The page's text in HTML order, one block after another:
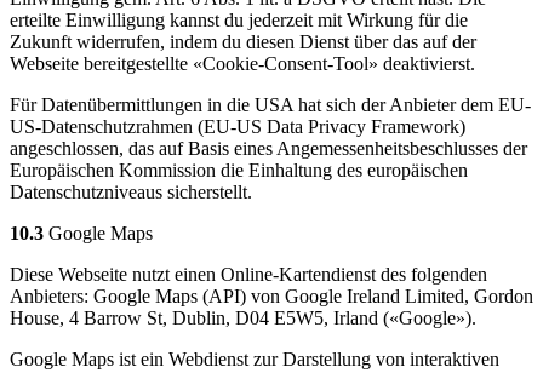
erteilte Einwilligung kannst du jederzeit mit Wirkung für die
Zukunft widerrufen, indem du diesen Dienst über das auf der
Webseite bereitgestellte «Cookie-Consent-Tool» deaktivierst.
Für Datenübermittlungen in die USA hat sich der Anbieter dem EU-
US-Datenschutzrahmen (EU-US Data Privacy Framework)
angeschlossen, das auf Basis eines Angemessenheitsbeschlusses der
Europäischen Kommission die Einhaltung des europäischen
Datenschutzniveaus sicherstellt.
10.3 Google Maps
Diese Webseite nutzt einen Online-Kartendienst des folgenden
Anbieters: Google Maps (API) von Google Ireland Limited, Gordon
House, 4 Barrow St, Dublin, D04 E5W5, Irland («Google»).
Google Maps ist ein Webdienst zur Darstellung von interaktiven